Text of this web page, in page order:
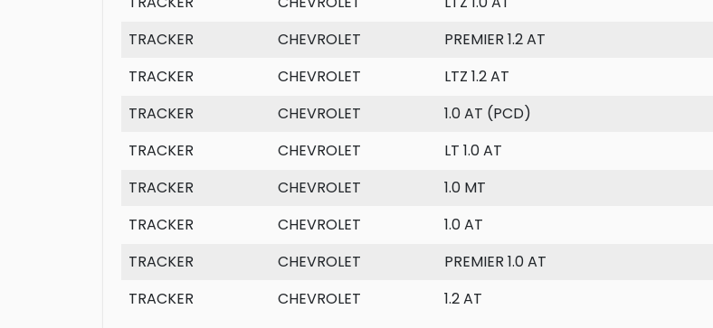
TRACKER
CHEVROLET PREMIER 1.2 AT
TRACKER
CHEVROLET LTZ 1.2 AT
TRACKER
CHEVROLET 1.0 AT (PCD)
TRACKER
CHEVROLET LT 1.0 AT
TRACKER
CHEVROLET 1.0 MT
TRACKER
CHEVROLET 1.0 AT
TRACKER
CHEVROLET PREMIER 1.0 AT
TRACKER
CHEVROLET 1.2 AT